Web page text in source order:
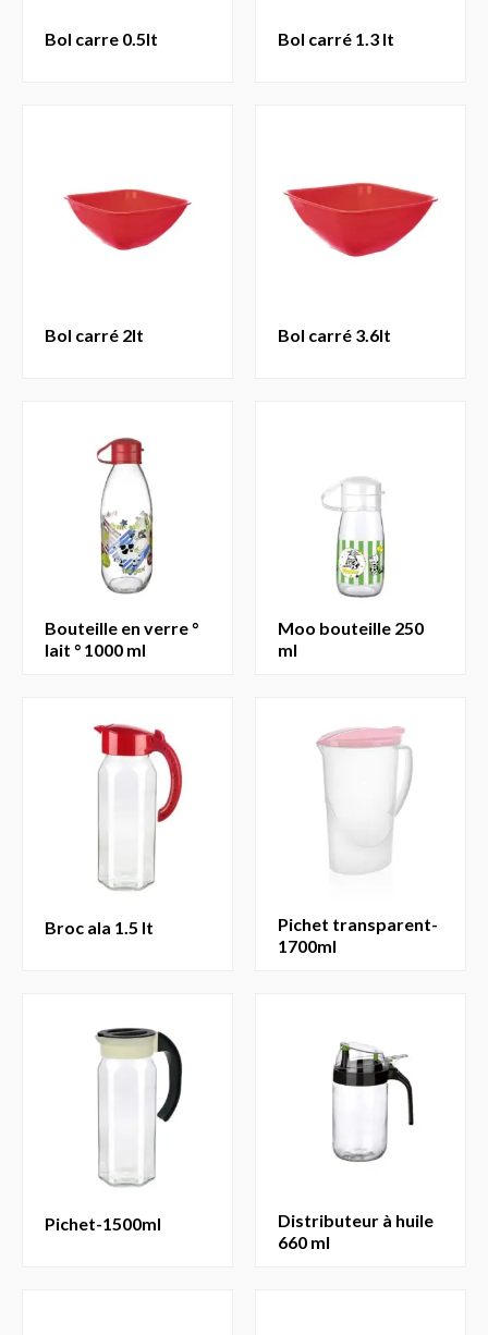
bol carre 0.5lt bol carré 1.3 lt
bol carré 2lt bol carré 3.6lt
bouteille en verre °
lait ° 1000 ml
moo bouteille 250
ml
broc ala 1.5 lt
pichet transparent-
1700ml
pichet-1500ml
distributeur à huile
660 ml